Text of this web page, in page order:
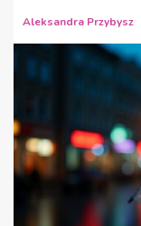
Aleksandra Przybysz